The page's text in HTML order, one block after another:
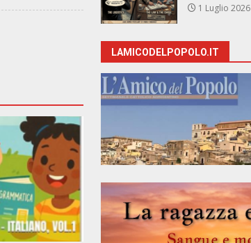
1 Luglio 2026
LAMICODELPOPOLO.IT